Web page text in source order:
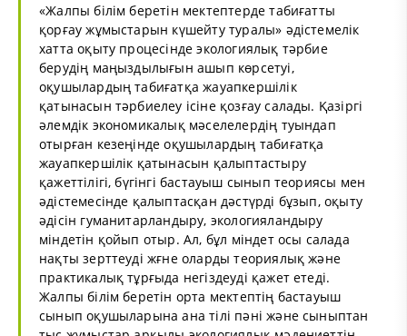
«Жалпы білім беретін мектептерде табиғатты
қорғау жұмыстарын күшейту туралы» әдістемелік
хатта оқыту процесінде экологиялық тәрбие
берудің маңыздылығын ашып көрсетуі,
оқушылардың табиғатқа жауапкершілік
қатынасын тәрбиелеу ісіне қозғау салады. Қазіргі
әлемдік экономикалық мәселелердің туындап
отырған кезеңінде оқушылардың табиғатқа
жауапкершілік қатынасын қалыптастыру
қажеттілігі, бүгінгі бастауыш сынып теориясы мен
әдістемесінде қалыптасқан дәстүрді бұзып, оқыту
әдісін гуманитарландыру, экологияландыру
міндетін қойып отыр. Ал, бұл міндет осы салада
нақты зерттеуді жғне оларды теориялық және
практикалық тұрғыда негіздеуді қажет етеді.
Жалпы білім беретін орта мектептің бастауыш
сынып оқушыларына ана тілі пәні және сыныптан